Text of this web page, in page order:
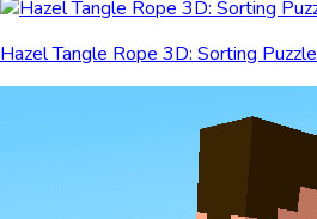
Hazel Tangle Rope 3D: Sorting Puzzle